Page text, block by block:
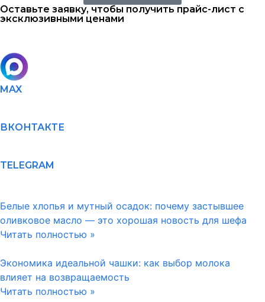
Оставьте заявку, чтобы получить прайс-лист с
эксклюзивными ценами
MAX
ВКОНТАКТЕ
TELEGRAM
Белые хлопья и мутный осадок: почему застывшее
оливковое масло — это хорошая новость для шефа
Читать полностью »
Экономика идеальной чашки: как выбор молока
влияет на возвращаемость
Читать полностью »